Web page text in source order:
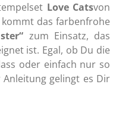
Love Catsvon
das farbenfrohe
zum Einsatz, das
ist. Egal, ob Du die
oder einfach nur so
gelingt es Dir